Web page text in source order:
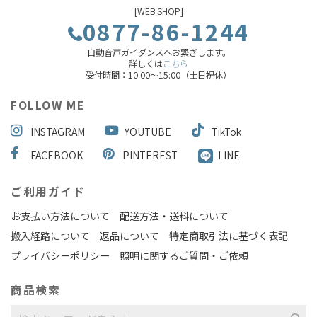
[WEB SHOP]
0877-86-1244
自動音声ガイダンスへお繋ぎします。
詳しくはこちら
受付時間：10:00～15:00（土日祝休）
FOLLOW ME
INSTAGRAM YOUTUBE
TikTok
FACEBOOK
PINTEREST LINE
ご利用ガイド
お支払い方法について
配送方法・送料について
搬入経路について
返品について
特定商取引法に基づく表記
プライバシーポリシー
照明に関するご質問・ご依頼
商品検索